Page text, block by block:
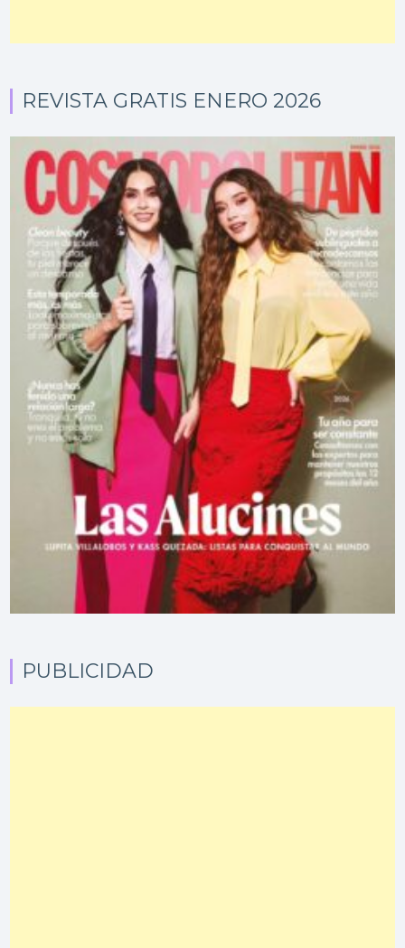
REVISTA GRATIS ENERO 2026
PUBLICIDAD